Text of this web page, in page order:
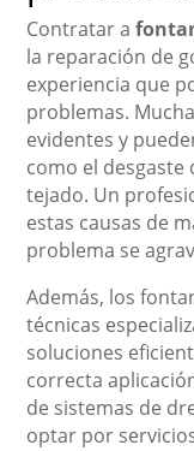
Contratar a
la reparación de
experiencia que
problemas.
evidentes y
como el desgaste
tejado. Un
estas causas de
problema se
Además, los
técnicas
soluciones
correcta
de sistemas de
optar por